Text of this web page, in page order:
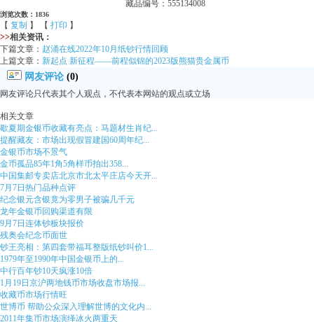
藏品编号：555134008
浏览次数：1836
【 复制 】 【 打印 】
>>相关资讯：
下篇文章： 赵涌在线2022年10月纸钞行情回顾
上篇文章： 新起点 新征程——前程似锦的2023版熊猫贵金属币
网友评论 (0)
网友评论只代表其个人观点，不代表本网站的观点或立场
相关文章
歇夏期金银币收藏有亮点：马题材生肖纪...
提醒藏友：市场出现假冒建国60周年纪...
金银币市场不景气
金币孤品85年1角5角样币拍出358...
中国集邮专卖店北京市北太平庄店今天开...
7月7日热门品种点评
纪念银元含银竟为零男子被骗几千元
龙年金银币回购渠道有限
9月7日连体钞板块报价
残奥会纪念币面世
钞王亮相：第四套带福耳整版纸钞叫价1...
1979年至1990年中国金银币上的...
中行百年钞10天疯涨10倍
1月19日京沪两地钱币市场收盘市场报...
收藏币市场行情旺
世博币 帮助公众深入理解世博的文化内...
2011年集币市场演绎冰火两重天